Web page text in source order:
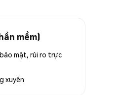
mềm)
mật, rủi ro trực
xuyên